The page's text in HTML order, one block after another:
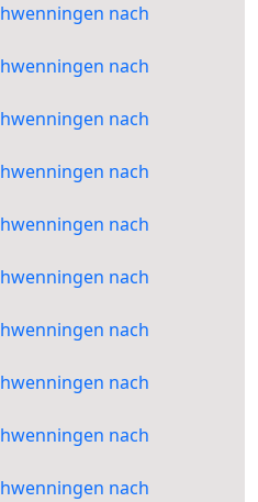
nach
nach
nach
nach
nach
nach
nach
nach
nach
nach